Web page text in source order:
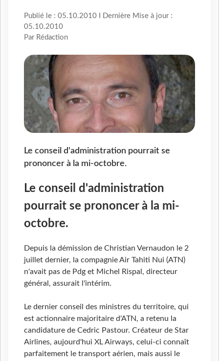
Publié le : 05.10.2010 I Dernière Mise à jour :
05.10.2010
Par Rédaction
Le conseil d'administration pourrait se
prononcer à la mi-octobre.
Le conseil d'administration
pourrait se prononcer à la mi-
octobre.
Depuis la démission de Christian Vernaudon le 2
juillet dernier, la compagnie Air Tahiti Nui (ATN)
n'avait pas de Pdg et Michel Rispal, directeur
général, assurait l'intérim.
Le dernier conseil des ministres du territoire, qui
est actionnaire majoritaire d'ATN, a retenu la
candidature de Cedric Pastour. Créateur de Star
Airlines, aujourd'hui XL Airways, celui-ci connaît
parfaitement le transport aérien, mais aussi le